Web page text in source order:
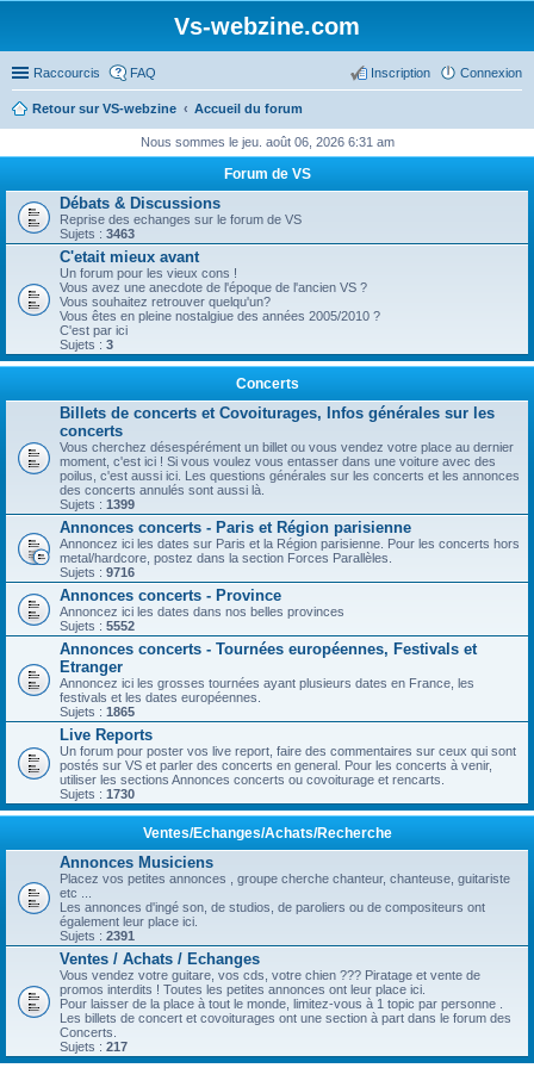
Vs-webzine.com
Raccourcis FAQ Connexion
Inscription
Retour sur VS-webzine Accueil du forum
Nous sommes le jeu. août 06, 2026 6:31 am
Forum de VS
Débats & Discussions
Reprise des echanges sur le forum de VS
Sujets : 3463
C'etait mieux avant
Un forum pour les vieux cons !
Vous avez une anecdote de l'époque de l'ancien VS ?
Vous souhaitez retrouver quelqu'un?
Vous êtes en pleine nostalgiue des années 2005/2010 ?
C'est par ici
Sujets : 3
Concerts
Billets de concerts et Covoiturages, Infos générales sur les
concerts
Vous cherchez désespérément un billet ou vous vendez votre place au dernier
moment, c'est ici ! Si vous voulez vous entasser dans une voiture avec des
poilus, c'est aussi ici. Les questions générales sur les concerts et les annonces
des concerts annulés sont aussi là.
Sujets : 1399
Annonces concerts - Paris et Région parisienne
Annoncez ici les dates sur Paris et la Région parisienne. Pour les concerts hors
metal/hardcore, postez dans la section Forces Parallèles.
Sujets : 9716
Annonces concerts - Province
Annoncez ici les dates dans nos belles provinces
Sujets : 5552
Annonces concerts - Tournées européennes, Festivals et
Etranger
Annoncez ici les grosses tournées ayant plusieurs dates en France, les
festivals et les dates européennes.
Sujets : 1865
Live Reports
Un forum pour poster vos live report, faire des commentaires sur ceux qui sont
postés sur VS et parler des concerts en general. Pour les concerts à venir,
utiliser les sections Annonces concerts ou covoiturage et rencarts.
Sujets : 1730
Ventes/Echanges/Achats/Recherche
Annonces Musiciens
Placez vos petites annonces , groupe cherche chanteur, chanteuse, guitariste
etc ...
Les annonces d'ingé son, de studios, de paroliers ou de compositeurs ont
également leur place ici.
Sujets : 2391
Ventes / Achats / Echanges
Vous vendez votre guitare, vos cds, votre chien ??? Piratage et vente de
promos interdits ! Toutes les petites annonces ont leur place ici.
Pour laisser de la place à tout le monde, limitez-vous à 1 topic par personne .
Les billets de concert et covoiturages ont une section à part dans le forum des
Concerts.
Sujets : 217